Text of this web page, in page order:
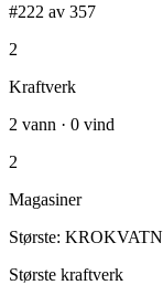
#222 av 357
2
Kraftverk
2 vann · 0 vind
2
Magasiner
Største: KROKVATN
Største kraftverk